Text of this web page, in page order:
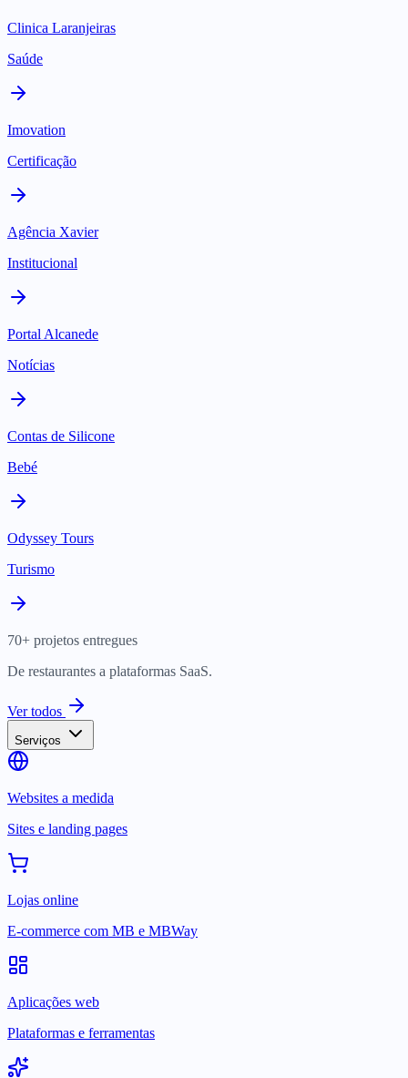
Clinica Laranjeiras
Saúde
Imovation
Certificação
Agência Xavier
Institucional
Portal Alcanede
Notícias
Contas de Silicone
Bebé
Odyssey Tours
Turismo
70+ projetos entregues
De restaurantes a plataformas SaaS.
Ver todos
Serviços
Websites a medida
Sites e landing pages
Lojas online
E-commerce com MB e MBWay
Aplicações web
Plataformas e ferramentas